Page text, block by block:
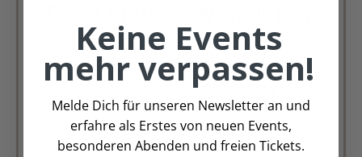
Immer schön, immer aktuell.
Trag Dich für unseren Newsletter ein &
verpasse keine Angebote mehr
Zur Newsletter Anmeldung
Keine Events
mehr verpassen!
Melde Dich für unseren Newsletter an und
erfahre als Erstes von neuen Events,
besonderen Abenden und freien Tickets.